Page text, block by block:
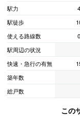
駅力
駅徒歩
使える路線数
駅周辺の状況
快速・急行の有無
築年数
総戸数
この